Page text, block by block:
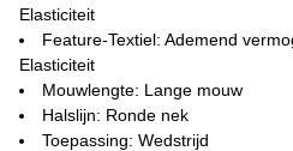
Elasticiteit
Feature-Textiel: Ademend
Elasticiteit
Mouwlengte: Lange mouw
Halslijn: Ronde nek
Toepassing: Wedstrijd